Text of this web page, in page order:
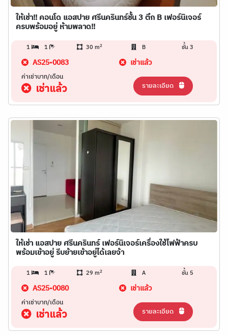
ให้เช่า!! คอนโด แอสปาย ศรีนครินทร์ชั้น 3 ตึก B เฟอร์นิเจอร์
ครบพร้อมอยู่ ห้ามพลาด!!
1 1 30 m2 B ชั้น 3
AS25-0083 เช่าแล้ว
ค่าเช่าบาท/เดือน
เช่าแล้ว รายละเอียด
ให้เช่า แอสปาย ศรีนครินทร์ เฟอร์นิเจอร์เครื่องใช้ไฟฟ้าครบ
พร้อมเข้าอยู่ รีบย้ายเข้าอยู่ได้เลยจ้า
1 1 29 m2 A ชั้น 5
AS25-0080 เช่าแล้ว
ค่าเช่าบาท/เดือน
เช่าแล้ว รายละเอียด